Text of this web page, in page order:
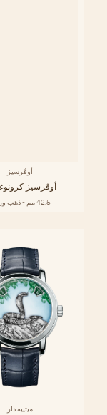
أوڤرسيز
أوڤرسيز
42.5 مم - ذهب وردي
ميتييه دار